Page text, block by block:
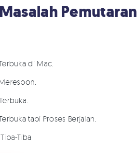
Pemutaran
di Mac.
tapi Proses Berjalan.
Tiba